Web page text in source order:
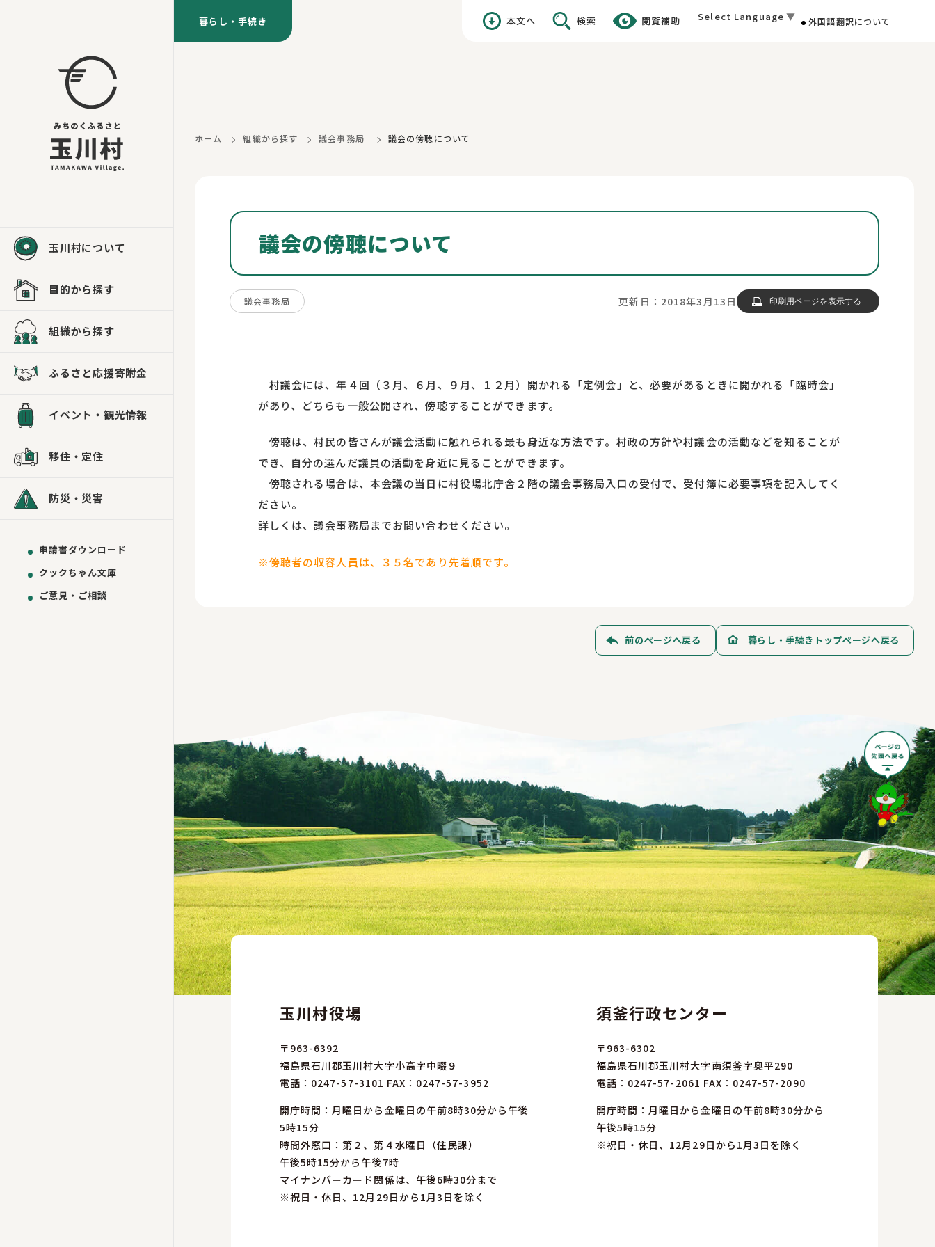
玉川村について
目的から探す
組織から探す
ふるさと応援寄附金
イベント・観光情報
移住・定住
防災・災害
申請書ダウンロード
クックちゃん文庫
ご意見・ご相談
暮らし・手続き 本文へ 検索 閲覧補助 Select Language ▼ 外国語翻訳について
ホーム 組織から探す 議会事務局 議会の傍聴について
議会の傍聴について
議会事務局 更新日：2018年3月13日 印刷用ページを表示する
村議会には、年４回（３月、６月、９月、１２月）開かれる「定例会」と、必要があるときに開かれる「臨時会」
があり、どちらも一般公開され、傍聴することができます。
傍聴は、村民の皆さんが議会活動に触れられる最も身近な方法です。村政の方針や村議会の活動などを知ることが
でき、自分の選んだ議員の活動を身近に見ることができます。
傍聴される場合は、本会議の当日に村役場北庁舎２階の議会事務局入口の受付で、受付簿に必要事項を記入してく
ださい。
詳しくは、議会事務局までお問い合わせください。
※傍聴者の収容人員は、３５名であり先着順です。
前のページへ戻る 暮らし・手続きトップページへ戻る
玉川村役場
〒963-6392
福島県石川郡玉川村大字小高字中畷９
電話： 0247-57-3101 FAX：0247-57-3952
開庁時間：月曜日から金曜日の午前8時30分から午後
5時15分
時間外窓口：第２、第４水曜日（住民課）
午後5時15分から午後7時
マイナンバーカード関係は、午後6時30分まで
※祝日・休日、12月29日から1月3日を除く
須釜行政センター
〒963-6302
福島県石川郡玉川村大字南須釜字奥平290
電話： 0247-57-2061 FAX：0247-57-2090
開庁時間：月曜日から金曜日の午前8時30分から
午後5時15分
※祝日・休日、12月29日から1月3日を除く